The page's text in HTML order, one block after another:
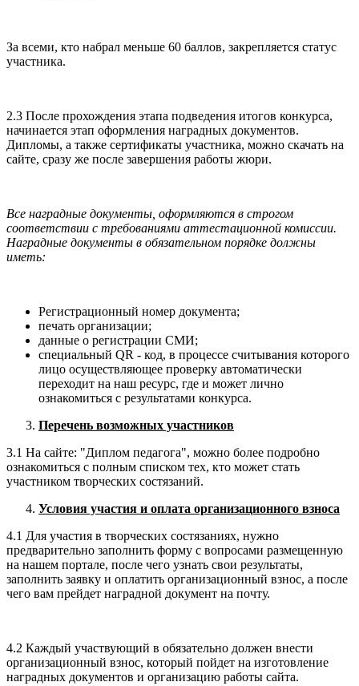
За всеми, кто набрал меньше 60 баллов, закрепляется статус
участника.
2.3 После прохождения этапа подведения итогов конкурса,
начинается этап оформления наградных документов.
Дипломы, а также сертификаты участника, можно скачать на
сайте, сразу же после завершения работы жюри.
Все наградные документы, оформляются в строгом
соответствии с требованиями аттестационной комиссии.
Наградные документы в обязательном порядке должны
иметь:
Регистрационный номер документа;
печать организации;
данные о регистрации СМИ;
специальный QR - код, в процессе считывания которого
лицо осуществляющее проверку автоматически
переходит на наш ресурс, где и может лично
ознакомиться с результатами конкурса.
Перечень возможных участников
3.1 На сайте: "Диплом педагога", можно более подробно
ознакомиться с полным списком тех, кто может стать
участником творческих состязаний.
Условия участия и оплата организационного взноса
4.1 Для участия в творческих состязаниях, нужно
предварительно заполнить форму с вопросами размещенную
на нашем портале, после чего узнать свои результаты,
заполнить заявку и оплатить организационный взнос, а после
чего вам прейдет наградной документ на почту.
4.2 Каждый участвующий в обязательно должен внести
организационный взнос, который пойдет на изготовление
наградных документов и организацию работы сайта.